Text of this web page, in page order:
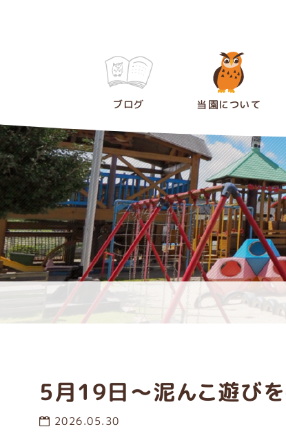
ブログ 当園について
5月19日～泥んこ遊びを
2026.05.30